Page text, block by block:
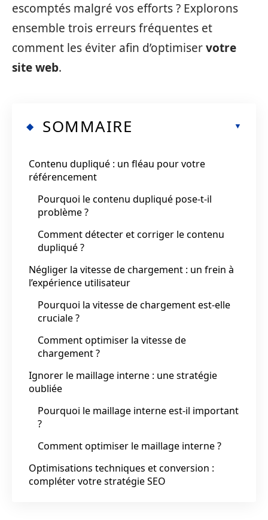
escomptés malgré vos efforts ? Explorons
ensemble trois erreurs fréquentes et
comment les éviter afin d’optimiservotre
site web.
SOMMAIRE
Contenu dupliqué : un fléau pour votre
référencement
Pourquoi le contenu dupliqué pose-t-il
problème ?
Comment détecter et corriger le contenu
dupliqué ?
Négliger la vitesse de chargement : un frein à
l’expérience utilisateur
Pourquoi la vitesse de chargement est-elle
cruciale ?
Comment optimiser la vitesse de
chargement ?
Ignorer le maillage interne : une stratégie
oubliée
Pourquoi le maillage interne est-il important
?
Comment optimiser le maillage interne ?
Optimisations techniques et conversion :
compléter votre stratégie SEO